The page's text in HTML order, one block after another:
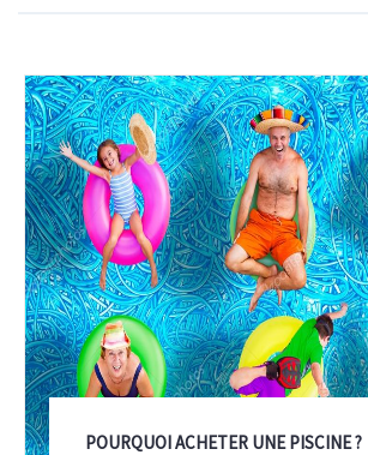
POURQUOI ACHETER UNE PISCINE ?